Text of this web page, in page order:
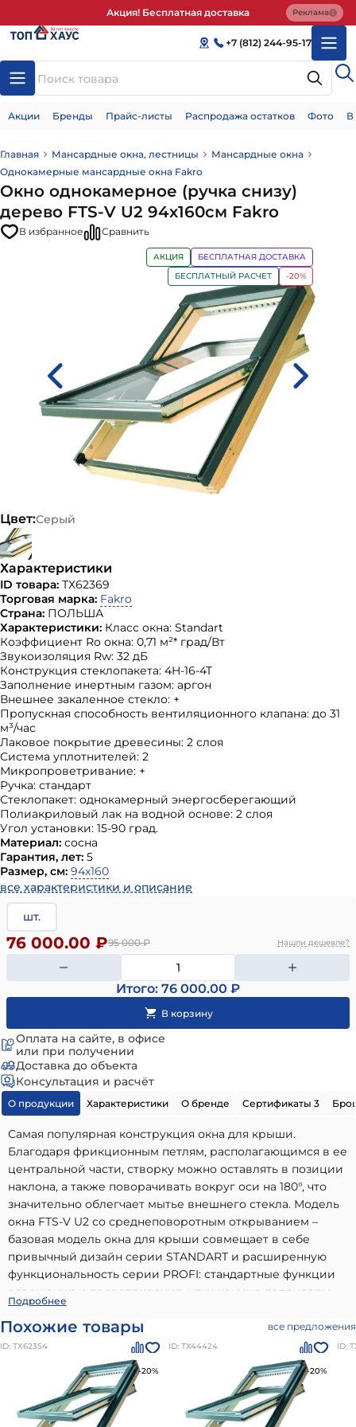
Акция! Бесплатная доставка Реклама
+7 (812) 244-95-17
Акции Бренды Прайс-листы Распродажа остатков Фото
Главная Мансардные окна, лестницы
Мансардные окна
Однокамерные мансардные окна Fakro
Окно однокамерное (ручка снизу)
дерево FTS-V U2 94х160см Fakro
В избранное Сравнить
АКЦИЯ
БЕСПЛАТНАЯ ДОСТАВКА
БЕСПЛАТНЫЙ РАСЧЕТ
-20%
Цвет:Серый
Характеристики
ID товара: ТХ62369
Торговая марка: Fakro
Страна: ПОЛЬША
Характеристики: Класс окна: Standart
Коэффициент Ro окна: 0,71 м²* град/Вт
Звукоизоляция Rw: 32 дБ
Конструкция стеклопакета: 4H-16-4T
Заполнение инертным газом: аргон
Внешнее закаленное стекло: +
Пропускная способность вентиляционного клапана: до 31
м³/час
Лаковое покрытие древесины: 2 слоя
Система уплотнителей: 2
Микропроветривание: +
Ручка: стандарт
Стеклопакет: однокамерный энергосберегающий
Полиакриловый лак на водной основе: 2 слоя
Угол установки: 15-90 град.
Материал: сосна
Гарантия, лет: 5
Размер, см: 94х160
все характеристики и описание
шт.
95 000₽
76 000.00 ₽ Нашли дешевле?
Итого: 76 000.00 ₽
Оплата на сайте, в офисе
или при получении
Доставка до объекта
Консультация и расчёт
О продукции Характеристики О бренде Сертификаты 3
Самая популярная конструкция окна для крыши.
Благодаря фрикционным петлям, располагающимся в ее
центральной части, створку можно оставлять в позиции
наклона, а также поворачивать вокруг оси на 180°, что
значительно облегчает мытье внешнего стекла. Модель
окна FTS-V U2 со среднеповоротным открыванием –
базовая модель окна для крыши совмещает в себе
привычный дизайн серии STANDART и расширенную
функциональность серии PROFI: стандартные функции
освещения и проветривания, улучшенные параметры
теплосбережения, повышенная безопасность. Благодаря
фрикционным петлям, располагающимся в центральной
части оконной коробки, створку окна можно оставлять в
позиции наклона, а также поворачивать вокруг оси на
180 град, что делает удобным мытье внешнего стекла.
Окно однокамерное (ручка снизу) дерево FTS-V U2
идеально подходящий для использования в частном
малоэтажном строительстве. Наши материалы бренда
Однокамерные мансардные окна Fakroотличаются
долговечностью, надежностью и соответствием всем
современным стандартам качества. Преимущества:
высокое качество от проверенного производителя,
Подробнее
Похожие товары все предложения
ID: ТХ62354
-20%
ID: ТХ44424
-20%
ID: